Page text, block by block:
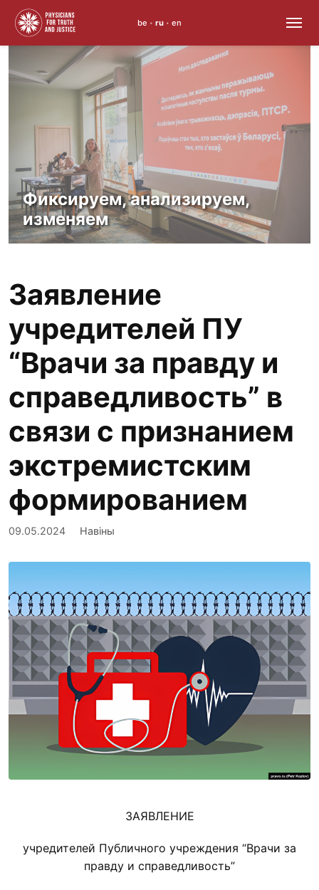
to
content
be • ru • en
Фиксируем, анализируем,
изменяем
Заявление
учредителей ПУ
“Врачи за правду и
справедливость” в
связи с признанием
экстремистским
формированием
09.05.2024 Навіны
ЗАЯВЛЕНИЕ
учредителей Публичного учреждения “Врачи за
правду и справедливость”